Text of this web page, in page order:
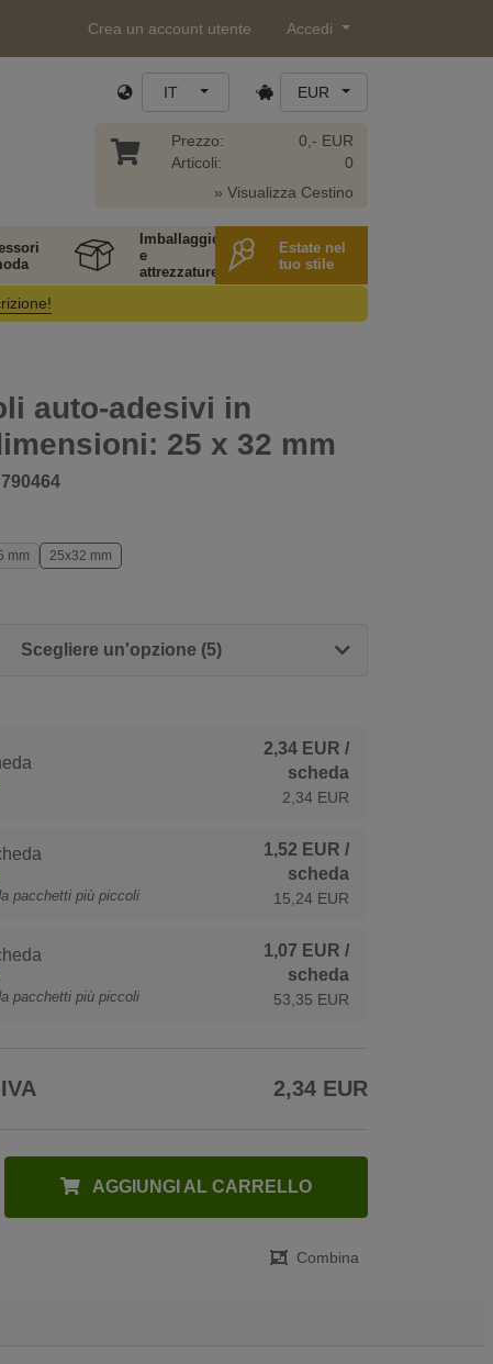
Crea un account utente Accedi
IT EUR
Prezzo:
Articoli:
0,- EUR
0
» Visualizza Cestino
Imballaggio
e
attrezzature
Estate nel
tuo stile
auto-adesivi in
25 x 32 mm
790464
mm 25x32 mm
Scegliere un'opzione (5)
2,34 EUR /
scheda
2,34 EUR
pacchetti più piccoli
1,52 EUR /
scheda
15,24 EUR
pacchetti più piccoli
1,07 EUR /
scheda
53,35 EUR
2,34 EUR
AGGIUNGI AL CARRELLO
Combina